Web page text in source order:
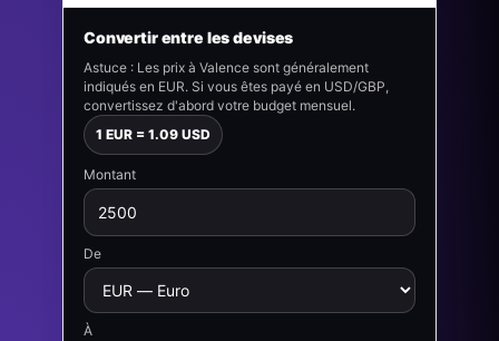
Convertir entre les devises
Astuce : Les prix à Valence sont généralement
indiqués en EUR. Si vous êtes payé en USD/GBP,
convertissez d'abord votre budget mensuel.
1 EUR = 1.09 USD
Montant
De
À